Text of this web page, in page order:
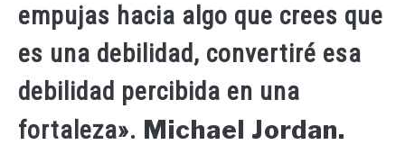
empujas hacia algo que crees que
es una debilidad, convertiré esa
debilidad percibida en una
fortaleza». Michael Jordan.